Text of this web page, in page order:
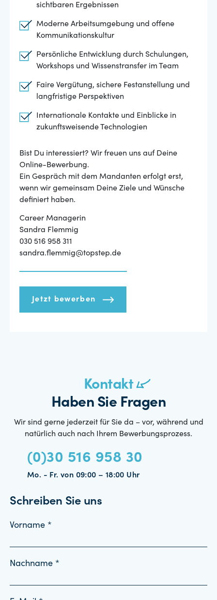
sichtbaren Ergebnissen
Moderne Arbeitsumgebung und offene
Kommunikationskultur
Persönliche Entwicklung durch Schulungen,
Workshops und Wissenstransfer im Team
Faire Vergütung, sichere Festanstellung und
langfristige Perspektiven
Internationale Kontakte und Einblicke in
zukunftsweisende Technologien
Bist Du interessiert? Wir freuen uns auf Deine
Online-Bewerbung.
Ein Gespräch mit dem Mandanten erfolgt erst,
wenn wir gemeinsam Deine Ziele und Wünsche
definiert haben.
Career Managerin
Sandra Flemmig
030 516 958 311
sandra.flemmig@topstep.de
Jetzt bewerben
Kontakt
Haben Sie Fragen
Wir sind gerne jederzeit für Sie da – vor, während und
natürlich auch nach Ihrem Bewerbungsprozess.
(0)30 516 958 30
Mo. - Fr. von 09:00 – 18:00 Uhr
Schreiben Sie uns
Vorname *
Nachname *